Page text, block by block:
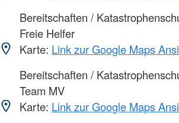
Bereitschaften /
Freie Helfer
Karte: Link zur Google Maps
Bereitschaften /
Team MV
Karte: Link zur Google Maps